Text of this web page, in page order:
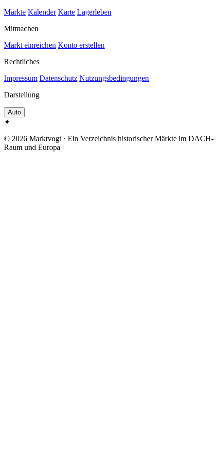
Märkte Kalender Karte Lagerleben
Mitmachen
Markt einreichen Konto erstellen
Rechtliches
Impressum Datenschutz Nutzungsbedingungen
Darstellung
Auto
✦
© 2026 Marktvogt · Ein Verzeichnis historischer Märkte im DACH-
Raum und Europa